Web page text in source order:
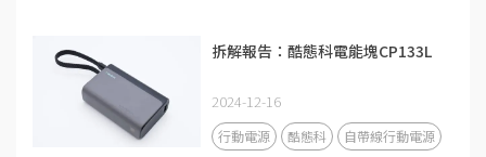
拆解報告：酷態科電能塊CP133L
2024-12-16
行動電源 酷態科 自帶線行動電源